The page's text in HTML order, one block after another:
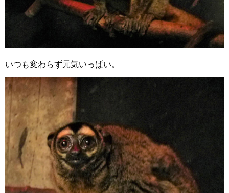
いつも変わらず元気いっぱい。